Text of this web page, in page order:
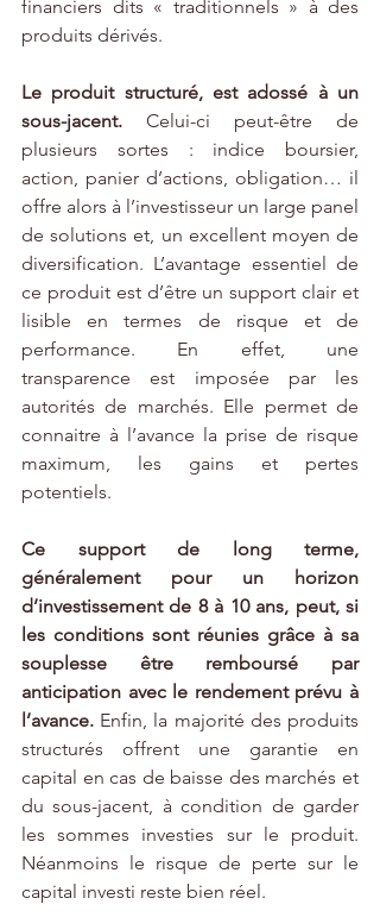
financiers dits « traditionnels » à des
produits dérivés.
Le produit structuré, est adossé à un
sous-jacent. Celui-ci peut-être de
plusieurs sortes : indice boursier,
action, panier d’actions, obligation… il
offre alors à l’investisseur un large panel
de solutions et, un excellent moyen de
diversification. L’avantage essentiel de
ce produit est d’être un support clair et
lisible en termes de risque et de
performance. En effet, une
transparence est imposée par les
autorités de marchés. Elle permet de
connaitre à l’avance la prise de risque
maximum, les gains et pertes
potentiels.
Ce support de long terme,
généralement pour un horizon
d’investissement de 8 à 10 ans, peut, si
les conditions sont réunies grâce à sa
souplesse être remboursé par
anticipation avec le rendement prévu à
l’avance. Enfin, la majorité des produits
structurés offrent une garantie en
capital en cas de baisse des marchés et
du sous-jacent, à condition de garder
les sommes investies sur le produit.
Néanmoins le risque de perte sur le
capital investi reste bien réel.